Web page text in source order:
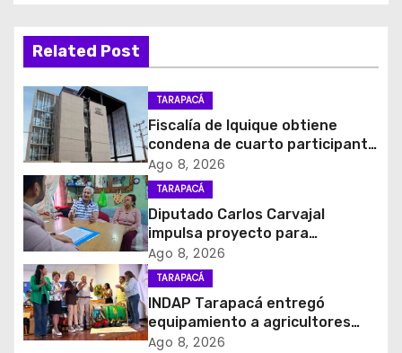
a
c
i
ó
n
d
e
e
n
Related Post
TARAPACÁ
Fiscalía de Iquique obtiene
condena de cuarto participante
en violento asalto a
comerciante
Ago 8, 2026
TARAPACÁ
Diputado Carlos Carvajal
impulsa proyecto para
homenajear en vida al campeón
mundial Raúl Choque
Ago 8, 2026
TARAPACÁ
INDAP Tarapacá entregó
equipamiento a agricultores
para prevenir la mosca de la
Ago 8, 2026